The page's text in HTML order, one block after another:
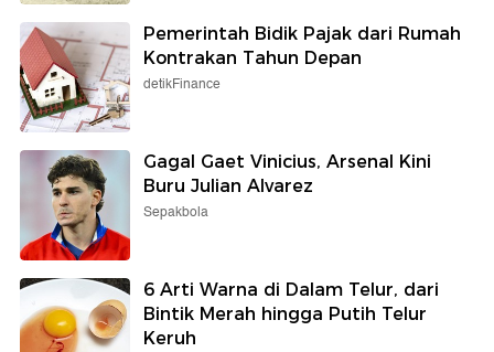
Pemerintah Bidik Pajak dari Rumah
Kontrakan Tahun Depan
detikFinance
Gagal Gaet Vinicius, Arsenal Kini
Buru Julian Alvarez
Sepakbola
6 Arti Warna di Dalam Telur, dari
Bintik Merah hingga Putih Telur
Keruh